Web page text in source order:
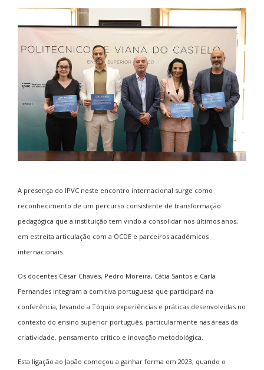
A presença do IPVC neste encontro internacional surge como
reconhecimento de um percurso consistente de transformação
pedagógica que a instituição tem vindo a consolidar nos últimos anos,
em estreita articulação com a OCDE e parceiros académicos
internacionais.
Os docentes César Chaves, Pedro Moreira, Cátia Santos e Carla
Fernandes integram a comitiva portuguesa que participará na
conferência, levando a Tóquio experiências e práticas desenvolvidas no
contexto do ensino superior português, particularmente nas áreas da
criatividade, pensamento crítico e inovação metodológica.
Esta ligação ao Japão começou a ganhar forma em 2023, quando o